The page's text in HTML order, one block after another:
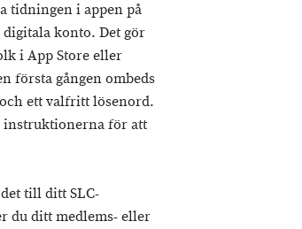
tidningen i appen på
konto. Det gör
i App Store eller
första gången ombeds
ett valfritt lösenord.
instruktionerna för att
till ditt SLC-
du ditt medlems- eller